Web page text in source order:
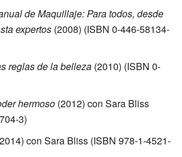
de Maquillaje: Para todos, desde
expertos (2008) (ISBN 0-446-58134-
reglas de la belleza (2010) (ISBN 0-
hermoso (2012) con Sara Bliss
3)
con Sara Bliss (ISBN 978-1-4521-